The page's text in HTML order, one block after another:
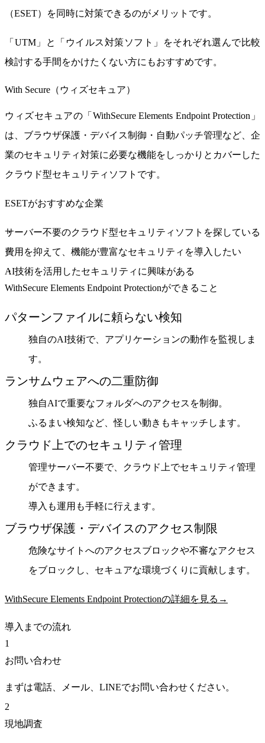
（ESET）を同時に対策できるのがメリットです。
「UTM」と「ウイルス対策ソフト」をそれぞれ選んで比較
検討する手間をかけたくない方にもおすすめです。
With Secure（ウィズセキュア）
ウィズセキュアの「WithSecure Elements Endpoint Protection」
は、ブラウザ保護・デバイス制御・自動パッチ管理など、企
業のセキュリティ対策に必要な機能をしっかりとカバーした
クラウド型セキュリティソフトです。
ESETがおすすめな企業
サーバー不要のクラウド型セキュリティソフトを探している
費用を抑えて、機能が豊富なセキュリティを導入したい
AI技術を活用したセキュリティに興味がある
WithSecure Elements Endpoint Protectionができること
パターンファイルに頼らない検知
独自のAI技術で、アプリケーションの動作を監視しま
す。
ランサムウェアへの二重防御
独自AIで重要なフォルダへのアクセスを制御。
ふるまい検知など、怪しい動きもキャッチします。
クラウド上でのセキュリティ管理
管理サーバー不要で、クラウド上でセキュリティ管理
ができます。
導入も運用も手軽に行えます。
ブラウザ保護・デバイスのアクセス制限
危険なサイトへのアクセスブロックや不審なアクセス
をブロックし、セキュアな環境づくりに貢献します。
WithSecure Elements Endpoint Protectionの詳細を見る→
導入までの流れ
1
お問い合わせ
まずは電話、メール、LINEでお問い合わせください。
2
現地調査